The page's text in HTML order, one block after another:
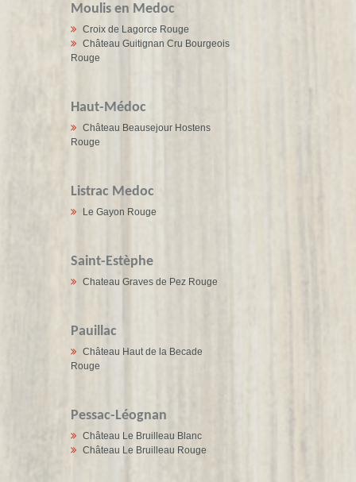
Moulis en Medoc
Croix de Lagorce Rouge
Château Guitignan Cru Bourgeois
Rouge
Haut-Médoc
Château Beausejour Hostens
Rouge
Listrac Medoc
Le Gayon Rouge
Saint-Estèphe
Chateau Graves de Pez Rouge
Pauillac
Château Haut de la Becade
Rouge
Pessac-Léognan
Château Le Bruilleau Blanc
Château Le Bruilleau Rouge